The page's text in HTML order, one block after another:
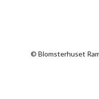
© Blomsterhuset